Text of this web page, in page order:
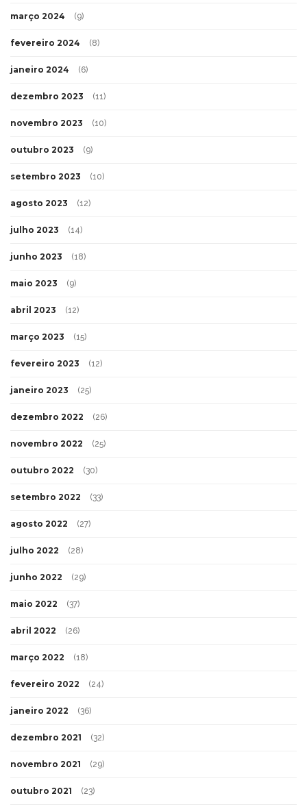
março 2024 (9)
fevereiro 2024 (8)
janeiro 2024 (6)
dezembro 2023 (11)
novembro 2023 (10)
outubro 2023 (9)
setembro 2023 (10)
agosto 2023 (12)
julho 2023 (14)
junho 2023 (18)
maio 2023 (9)
abril 2023 (12)
março 2023 (15)
fevereiro 2023 (12)
janeiro 2023 (25)
dezembro 2022 (26)
novembro 2022 (25)
outubro 2022 (30)
setembro 2022 (33)
agosto 2022 (27)
julho 2022 (28)
junho 2022 (29)
maio 2022 (37)
abril 2022 (26)
março 2022 (18)
fevereiro 2022 (24)
janeiro 2022 (36)
dezembro 2021 (32)
novembro 2021 (29)
outubro 2021 (23)